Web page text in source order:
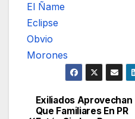
El Ñame
Eclipse
Obvio
Morones
Navegación
Exiliados Aprovechan
Que Familiares En PR